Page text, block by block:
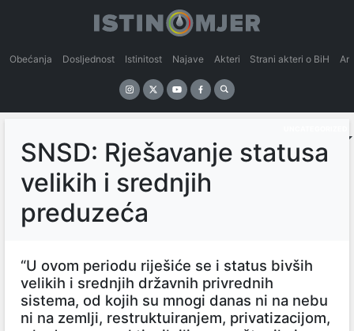
Obećanja Dosljednost Istinitost Najave Akteri Strani akteri o BiH
SNSD: Rješavanje statusa
velikih i srednjih
preduzeća
“U ovom periodu riješiće se i status bivših
velikih i srednjih državnih privrednih
sistema, od kojih su mnogi danas ni na nebu
ni na zemlji, restruktuiranjem, privatizacijom,